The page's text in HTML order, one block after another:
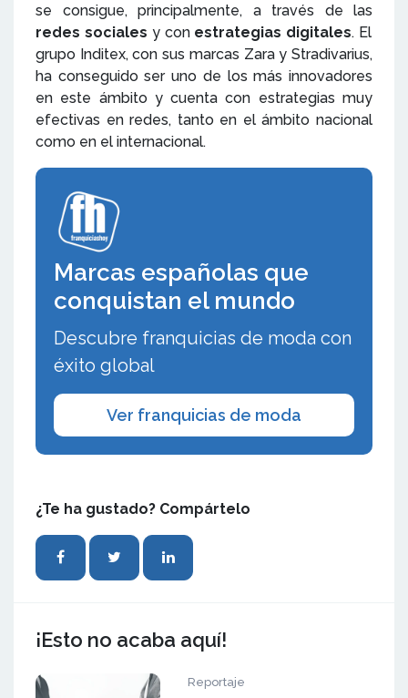
se consigue, principalmente, a través de las
redes sociales y con estrategias digitales. El
grupo Inditex, con sus marcas Zara y Stradivarius,
ha conseguido ser uno de los más innovadores
en este ámbito y cuenta con estrategias muy
efectivas en redes, tanto en el ámbito nacional
como en el internacional.
Marcas españolas que
conquistan el mundo
Descubre franquicias de moda con
éxito global
Ver franquicias de moda
¿Te ha gustado? Compártelo
¡Esto no acaba aquí!
Reportaje